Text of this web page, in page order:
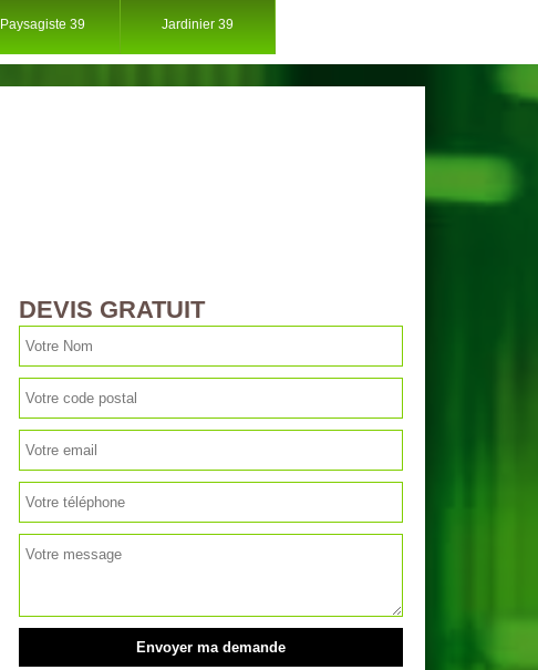
Paysagiste 39 Jardinier 39
DEVIS GRATUIT